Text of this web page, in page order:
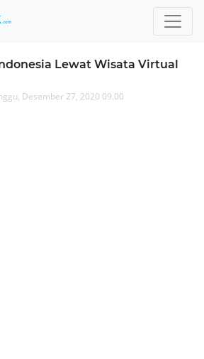
Lewat Wisata Virtual
Desember 27, 2020 09.00